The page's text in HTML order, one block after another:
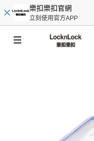
樂扣樂扣官網
立刻使用官方APP